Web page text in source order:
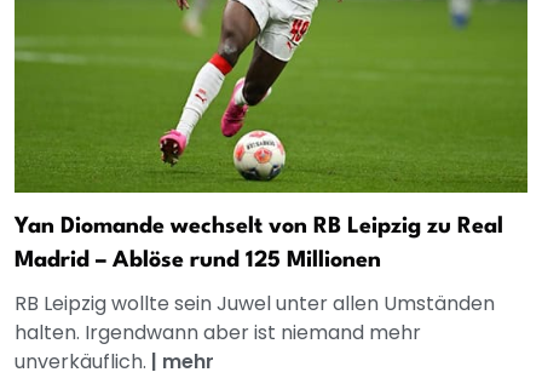
Yan Diomande wechselt von RB Leipzig zu Real
Madrid – Ablöse rund 125 Millionen
RB Leipzig wollte sein Juwel unter allen Umständen
halten. Irgendwann aber ist niemand mehr
unverkäuflich. | mehr